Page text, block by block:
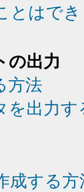
とはで
の出力
方法
を出力す
成する方